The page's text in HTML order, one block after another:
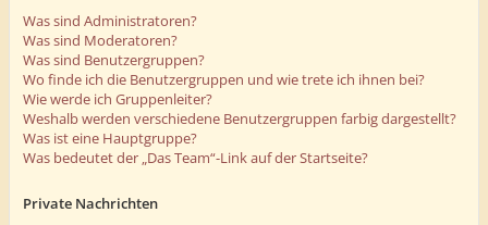
Was sind Administratoren?
Was sind Moderatoren?
Was sind Benutzergruppen?
Wo finde ich die Benutzergruppen und wie trete ich ihnen bei?
Wie werde ich Gruppenleiter?
Weshalb werden verschiedene Benutzergruppen farbig dargestellt?
Was ist eine Hauptgruppe?
Was bedeutet der „Das Team“-Link auf der Startseite?
Private Nachrichten